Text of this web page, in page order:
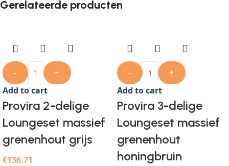
Gerelateerde producten
-
+
Add to cart
Provira 2-delige
Loungeset massief
grenenhout grijs
€136.71
-
+
Add to cart
Provira 3-delige
Loungeset massief
grenenhout
honingbruin